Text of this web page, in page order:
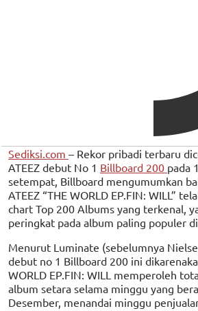
Sediksi.com – Rekor pribadi terbaru
ATEEZ debut No 1 Billboard 200 pada
setempat, Billboard mengumumkan
ATEEZ “THE WORLD EP.FIN: WILL”
chart Top 200 Albums yang terkenal,
peringkat pada album paling populer
Menurut Luminate (sebelumnya
debut no 1 Billboard 200 ini
WORLD EP.FIN: WILL memperoleh
album setara selama minggu yang
Desember, menandai minggu